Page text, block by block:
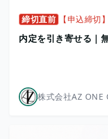
締切直前 【申込締切
内定を引き寄せる｜
株式会社AZ ONE